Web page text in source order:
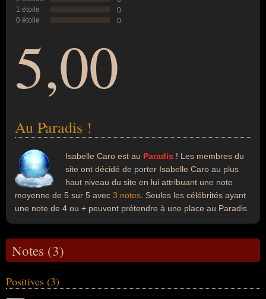
1 étoile
0
0 étoile
0
5,00
Au Paradis !
Isabelle Caro est au Paradis ! Les membres du
site ont décidé de porter Isabelle Caro au plus
haut niveau du site en lui attribuant une note
moyenne de 5 sur 5 avec 3 notes . Seules les célébrités ayant
une note de 4 ou + peuvent prétendre à une place au Paradis.
Notes (3)
Positives (3)